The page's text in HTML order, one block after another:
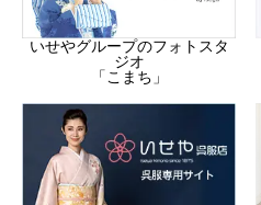
いせやグループのフォトスタ
ジオ
「こまち」